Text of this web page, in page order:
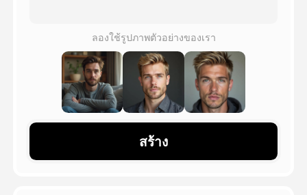
ดูเทมเพลตทั้งหมด
บล็อก
ลองใช้รูปภาพตัวอย่างของเรา
สร้าง